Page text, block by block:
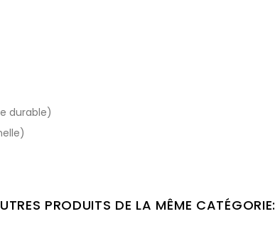
durable)
PRODUITS DE LA MÊME CATÉGORIE: